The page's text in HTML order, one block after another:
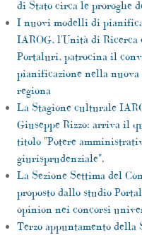
di Stato circa le proroghe
I nuovi modelli di
IAROG, l'Unità di Ricerca
Portaluri, patrocina il
pianificazione nella nuova
regiona
La Stagione culturale
Giuseppe Rizzo: arriva il
titolo "Potere
giurisprudenziale".
La Sezione Settima del
proposto dallo studio
opinion nei concorsi
Terzo appuntamento